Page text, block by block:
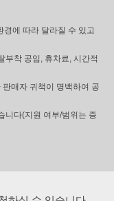
경에 따라 달라질 수 있고
부착 공임, 휴차료, 시간적
매자 귀책이 명백하여 공
니다(지원 여부/범위는 증